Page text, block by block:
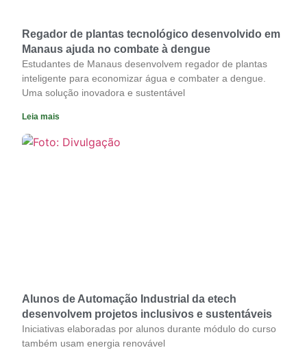
Regador de plantas tecnológico desenvolvido em
Manaus ajuda no combate à dengue
Estudantes de Manaus desenvolvem regador de plantas
inteligente para economizar água e combater a dengue.
Uma solução inovadora e sustentável
Leia mais
Alunos de Automação Industrial da etech
desenvolvem projetos inclusivos e sustentáveis
Iniciativas elaboradas por alunos durante módulo do curso
também usam energia renovável